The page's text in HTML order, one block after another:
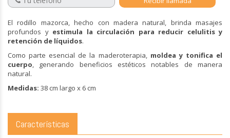
El rodillo mazorca, hecho con madera natural, brinda masajes
profundos y estimula la circulación para reducir celulitis y
retención de líquidos.
Como parte esencial de la maderoterapia, moldea y tonifica el
cuerpo, generando beneficios estéticos notables de manera
natural.
Medidas: 38 cm largo x 6 cm
Características